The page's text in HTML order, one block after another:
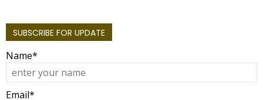
SUBSCRIBE FOR UPDATE
Name*
Email*